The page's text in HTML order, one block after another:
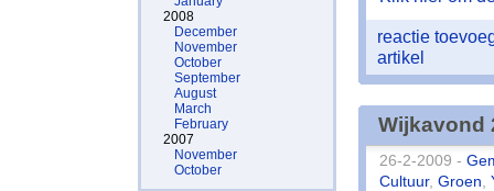
2008
December
November
October
September
August
March
February
2007
November
October
reactie
artikel
Wijkavond
26-2-2009 -
Cultuur, Groen,